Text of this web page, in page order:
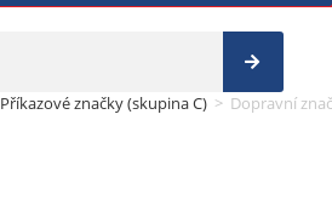
Příkazové značky (skupina C) > Dopravní